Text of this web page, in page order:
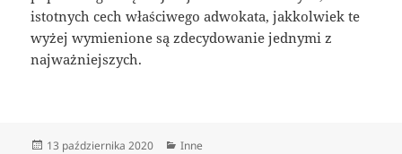
istotnych cech właściwego adwokata, jakkolwiek te
wyżej wymienione są zdecydowanie jednymi z
najważniejszych.
Data
13 października 2020 Kategorie
Inne